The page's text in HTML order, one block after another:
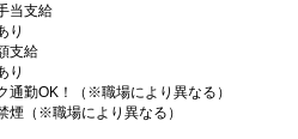
当支給
り
支給
り
通勤OK！（※職場により異なる）
煙（※職場により異なる）